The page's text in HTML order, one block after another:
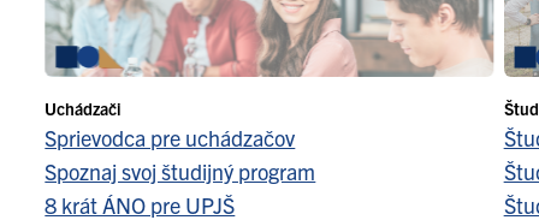
Uchádzači
Sprievodca pre uchádzačov
Spoznaj svoj študijný program
8 krát ÁNO pre UPJŠ